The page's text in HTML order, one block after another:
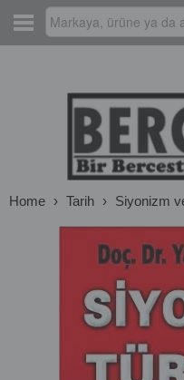
Home › Tarih › Siyonizm